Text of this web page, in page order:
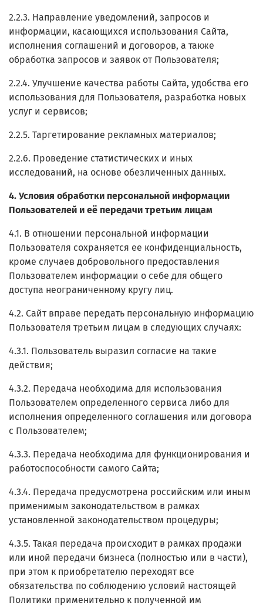
2.2.3. Направление уведомлений, запросов и
информации, касающихся использования Сайта,
исполнения соглашений и договоров, а также
обработка запросов и заявок от Пользователя;
2.2.4. Улучшение качества работы Сайта, удобства его
использования для Пользователя, разработка новых
услуг и сервисов;
2.2.5. Таргетирование рекламных материалов;
2.2.6. Проведение статистических и иных
исследований, на основе обезличенных данных.
4. Условия обработки персональной информации
Пользователей и её передачи третьим лицам
4.1. В отношении персональной информации
Пользователя сохраняется ее конфиденциальность,
кроме случаев добровольного предоставления
Пользователем информации о себе для общего
доступа неограниченному кругу лиц.
4.2. Сайт вправе передать персональную информацию
Пользователя третьим лицам в следующих случаях:
4.3.1. Пользователь выразил согласие на такие
действия;
4.3.2. Передача необходима для использования
Пользователем определенного сервиса либо для
исполнения определенного соглашения или договора
с Пользователем;
4.3.3. Передача необходима для функционирования и
работоспособности самого Сайта;
4.3.4. Передача предусмотрена российским или иным
применимым законодательством в рамках
установленной законодательством процедуры;
4.3.5. Такая передача происходит в рамках продажи
или иной передачи бизнеса (полностью или в части),
при этом к приобретателю переходят все
обязательства по соблюдению условий настоящей
Политики применительно к полученной им